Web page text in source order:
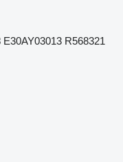
R568321